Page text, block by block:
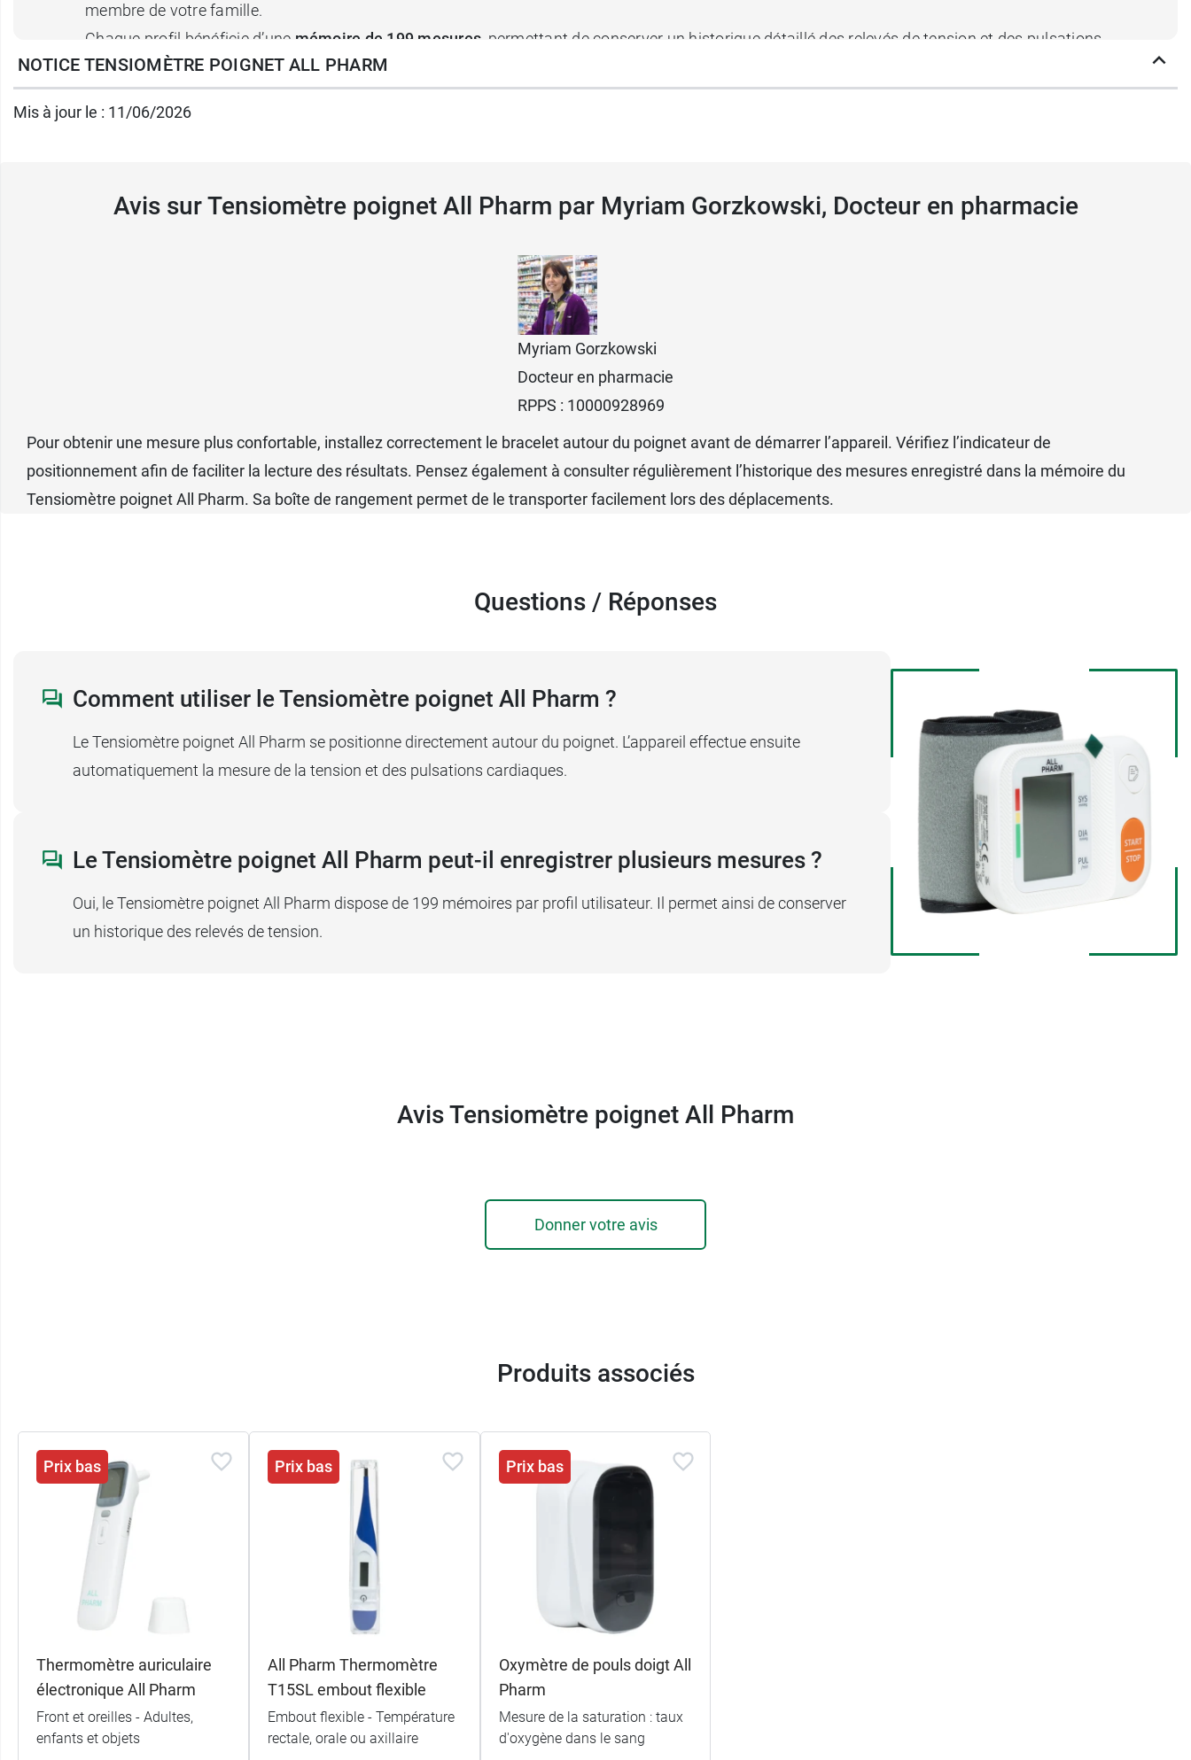
membre de votre famille.
Chaque profil bénéficie d’une mémoire de 199 mesures , permettant de conserver un historique détaillé des relevés de tension et des pulsations
cardiaques.
Le bracelet réglable s’adapte aux poignets de 13,5 à 21,5 cm afin de convenir à différentes morphologies. Songonflage et son dégonflage
automatiquessimplifient encore davantage l’utilisation, même pour les personnes peu habituées aux appareils de mesure à domicile.
Tensiomètre poignet : 13,5 - 19,5 cm
Conditionnement :Tensiomètre poignet + 2 piles + housse de rangement + Notice
NOTICE TENSIOMÈTRE POIGNET ALL PHARM
Mis à jour le : 11/06/2026
Avis sur Tensiomètre poignet All Pharm par Myriam Gorzkowski, Docteur en pharmacie
Myriam Gorzkowski
Docteur en pharmacie
RPPS : 10000928969
Pour obtenir une mesure plus confortable, installez correctement le bracelet autour du poignet avant de démarrer l’appareil. Vérifiez l’indicateur de
positionnement afin de faciliter la lecture des résultats. Pensez également à consulter régulièrement l’historique des mesures enregistré dans la mémoire du
Tensiomètre poignet All Pharm. Sa boîte de rangement permet de le transporter facilement lors des déplacements.
Questions / Réponses
Comment utiliser le Tensiomètre poignet All Pharm ?
Le Tensiomètre poignet All Pharm se positionne directement autour du poignet. L’appareil effectue ensuite
automatiquement la mesure de la tension et des pulsations cardiaques.
Le Tensiomètre poignet All Pharm peut-il enregistrer plusieurs mesures ?
Oui, le Tensiomètre poignet All Pharm dispose de 199 mémoires par profil utilisateur. Il permet ainsi de conserver
un historique des relevés de tension.
Avis Tensiomètre poignet All Pharm
Donner votre avis
Produits associés
Prix bas
Thermomètre auriculaire
électronique All Pharm
Front et oreilles - Adultes,
enfants et objets
Prix bas
All Pharm Thermomètre
T15SL embout flexible
Embout flexible - Température
rectale, orale ou axillaire
Prix bas
Oxymètre de pouls doigt All
Pharm
Mesure de la saturation : taux
d'oxygène dans le sang